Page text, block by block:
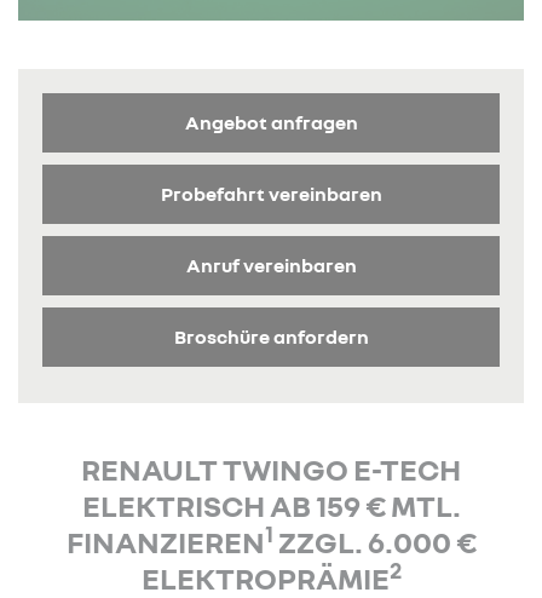
Angebot anfragen
Probefahrt vereinbaren
Anruf vereinbaren
Broschüre anfordern
RENAULT TWINGO E-TECH
ELEKTRISCH AB 159 € MTL.
FINANZIEREN1 ZZGL. 6.000 €
ELEKTROPRÄMIE2